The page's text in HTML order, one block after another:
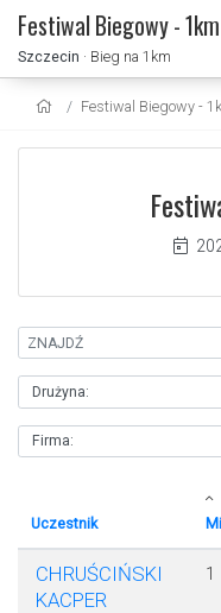
Festiwal Biegowy - 1km
Szczecin · Bieg na 1km
Festiwal Biegowy -
Uczestnik
CHRUŚCIŃSKI
KACPER
1